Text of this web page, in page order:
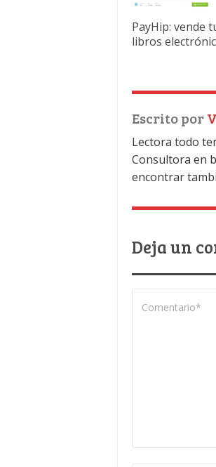
PayHip: vende
libros
Escrito por
Lectora todo
Consultora en
encontrar
Deja un